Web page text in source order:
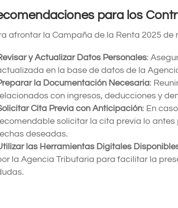
para los
afrontar la Campaña de la Renta 2025
y Actualizar Datos Personales:
en la base de datos de la
la Documentación Necesaria:
con ingresos, deducciones y
Cita Previa con Anticipación: En
solicitar la cita previa lo
deseadas.
las Herramientas Digitales
la Agencia Tributaria para facilitar la